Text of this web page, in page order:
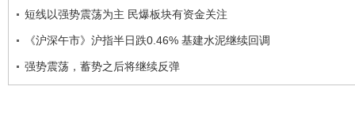
短线以强势震荡为主 民爆板块有资金关注
《沪深午市》沪指半日跌0.46% 基建水泥继续回调
强势震荡，蓄势之后将继续反弹